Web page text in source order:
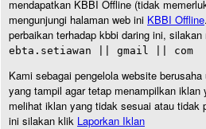
mendapatkan KBBI Offline (tidak
mengunjungi halaman web ini KBBI Offline
perbaikan terhadap kbbi daring ini,
ebta.setiawan || gmail || com
Kami sebagai pengelola website
yang tampil agar tetap menampilkan
melihat iklan yang tidak sesuai atau tidak
ini silakan klik Laporkan Iklan